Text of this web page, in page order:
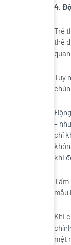
4.
Trẻ
thể
Tuy
–
chỉ
khi
Tấm
mẫu
Khi
mệt